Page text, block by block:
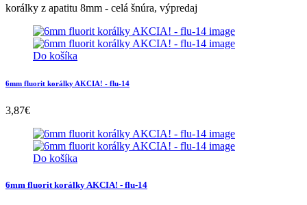
korálky z apatitu 8mm - celá šnúra, výpredaj
Do košíka
6mm fluorit korálky AKCIA! - flu-14
3,87€
Do košíka
6mm fluorit korálky AKCIA! - flu-14